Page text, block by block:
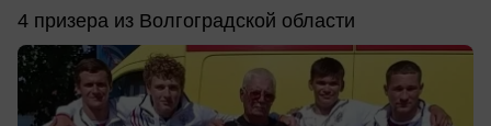
4 призера из Волгоградской области